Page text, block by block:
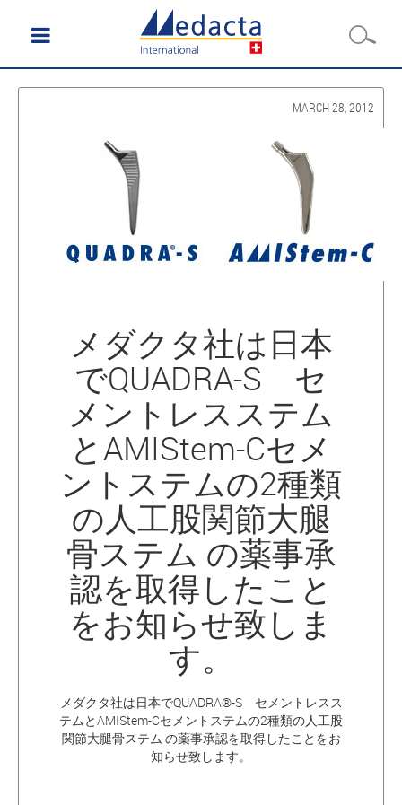
MARCH 28, 2012
メダクタ社は日本
でQUADRA-S セ
メントレスステム
とAMIStem-Cセメ
ントステムの2種類
の人工股関節大腿
骨ステム の薬事承
認を取得したこと
をお知らせ致しま
す。
メダクタ社は日本でQUADRA®-S セメントレスス
テムとAMIStem-Cセメントステムの2種類の人工股
関節大腿骨ステム の薬事承認を取得したことをお
知らせ致します。